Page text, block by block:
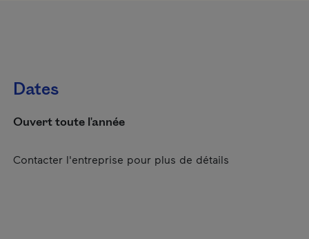
Dates
Ouvert toute l'année
Contacter l'entreprise pour plus de détails